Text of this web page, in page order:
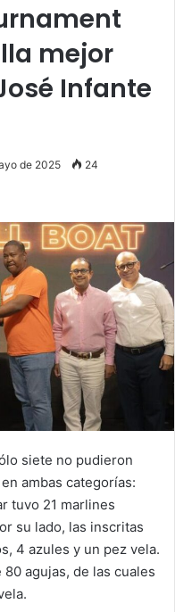
mejor
Infante
de 2025 24
siete no pudieron
ambas categorías:
tuvo 21 marlines
su lado, las inscritas
4 azules y un pez vela.
agujas, de las cuales